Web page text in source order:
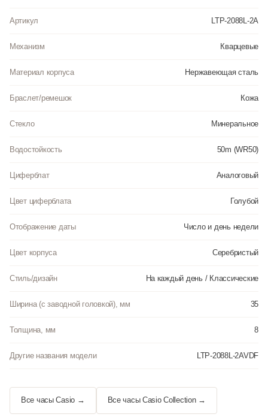
Артикул LTP-2088L-2A
Механизм Кварцевые
Материал корпуса Нержавеющая сталь
Браслет/ремешок Кожа
Стекло Минеральное
Водостойкость 50m (WR50)
Циферблат Аналоговый
Цвет циферблата Голубой
Отображение даты Число и день недели
Цвет корпуса Серебристый
Стиль/дизайн На каждый день / Классические
Ширина (с заводной головкой), мм 35
Толщина, мм 8
Другие названия модели LTP-2088L-2AVDF
Все часы Casio → Все часы Casio Collection →